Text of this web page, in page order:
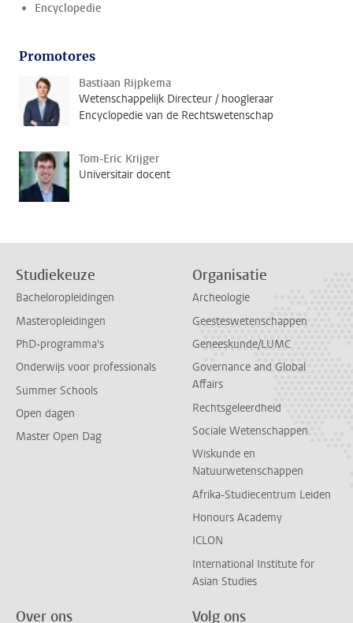
Encyclopedie
Promotores
Bastiaan Rijpkema
Wetenschappelijk Directeur / hoogleraar
Encyclopedie van de Rechtswetenschap
Tom-Eric Krijger
Universitair docent
Studiekeuze
Bacheloropleidingen
Masteropleidingen
PhD-programma's
Onderwijs voor professionals
Summer Schools
Open dagen
Master Open Dag
Organisatie
Archeologie
Geesteswetenschappen
Geneeskunde/LUMC
Governance and Global
Affairs
Rechtsgeleerdheid
Sociale Wetenschappen
Wiskunde en
Natuurwetenschappen
Afrika-Studiecentrum Leiden
Honours Academy
ICLON
International Institute for
Asian Studies
Over ons Volg ons